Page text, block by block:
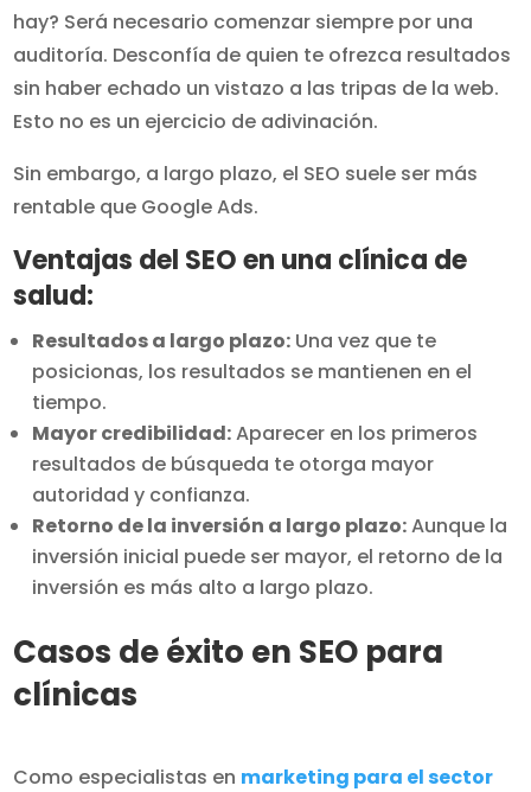
hay? Será necesario comenzar siempre por una
auditoría. Desconfía de quien te ofrezca resultados
sin haber echado un vistazo a las tripas de la web.
Esto no es un ejercicio de adivinación.
Sin embargo, a largo plazo, el SEO suele ser más
rentable que Google Ads.
Ventajas del SEO en una clínica de
salud:
Resultados a largo plazo: Una vez que te
posicionas, los resultados se mantienen en el
tiempo.
Mayor credibilidad:Aparecer en los primeros
resultados de búsqueda te otorga mayor
autoridad y confianza.
Retorno de la inversión a largo plazo:Aunque la
inversión inicial puede ser mayor, el retorno de la
inversión es más alto a largo plazo.
Casos de éxito en SEO para
clínicas
Como especialistas en marketing para el sector